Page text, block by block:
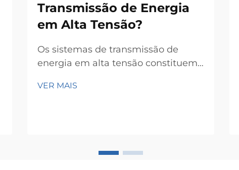
Transmissão de Energia
em Alta Tensão?
Os sistemas de transmissão de
energia em alta tensão constituem
redes elétricas, permitindo que a
transformador de potência, um
VER MAIS